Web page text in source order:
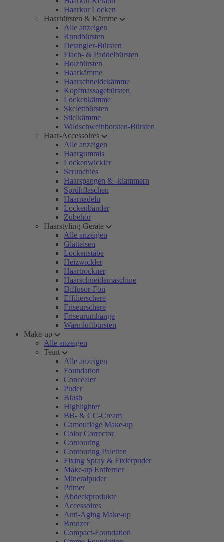
Haarkur Locken
Haarbürsten & Kämme
Alle anzeigen
Rundbürsten
Detangler-Bürsten
Flach- & Paddelbürsten
Holzbürsten
Haarkämme
Haarschneidekämme
Kopfmassagebürsten
Lockenkämme
Skelettbürsten
Stielkämme
Wildschweinborsten-Bürsten
Haar-Accessoires
Alle anzeigen
Haargummis
Lockenwickler
Scrunchies
Haarspangen & -klammern
Sprühflaschen
Haarnadeln
Lockenbänder
Zubehör
Haarstyling-Geräte
Alle anzeigen
Glätteisen
Lockenstäbe
Heizwickler
Haartrockner
Haarschneidemaschine
Diffusor-Fön
Effilierschere
Friseurschere
Friseurumhänge
Warmluftbürsten
Make-up
Alle anzeigen
Teint
Alle anzeigen
Foundation
Concealer
Puder
Blush
Highlighter
BB- & CC-Cream
Camouflage Make-up
Color Corrector
Contouring
Contouring Paletten
Fixing Spray & Fixierpuder
Make-up Entferner
Mineralpuder
Primer
Abdeckprodukte
Accessoires
Anti-Aging Make-up
Bronzer
Compact-Foundation